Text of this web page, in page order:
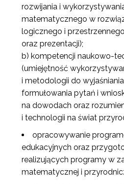
rozwijania i
matematycznego w
logicznego i
oraz prezentacji);
b) kompetencji naukowo-
(umiejętność
i metodologii do
formułowania pytań i
na dowodach oraz
i technologii na świat
opracowywanie
edukacyjnych oraz
realizujących programy w
matematycznej i